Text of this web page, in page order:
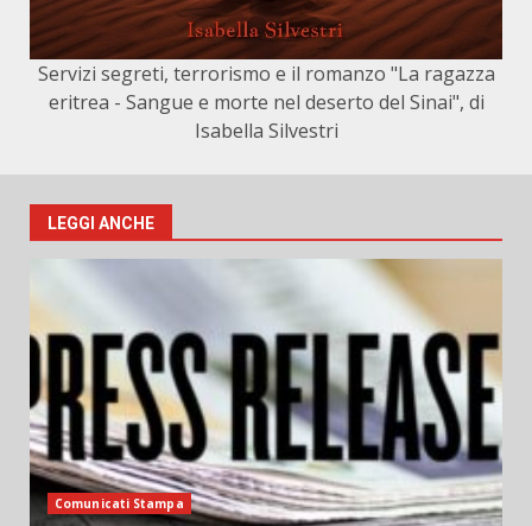
Servizi segreti, terrorismo e il romanzo "La ragazza
eritrea - Sangue e morte nel deserto del Sinai", di
Isabella Silvestri
LEGGI ANCHE
Comunicati Stampa